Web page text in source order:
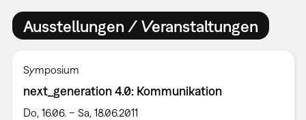
Ausstellungen / Veranstaltungen
Symposium
next_generation 4.0: Kommunikation
Do, 16.06. – Sa, 18.06.2011